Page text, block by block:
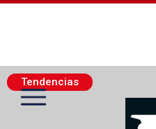
Tendencias